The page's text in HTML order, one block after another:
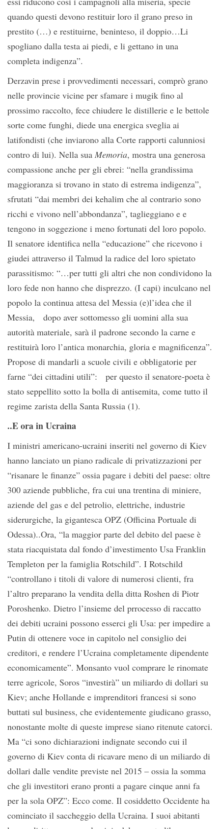
quando questi devono restituir loro il grano preso in
prestito (…) e restituirne, beninteso, il doppio…Li
spogliano dalla testa ai piedi, e li gettano in una
completa indigenza”.
Derzavin prese i provvedimenti necessari, comprò grano
nelle provincie vicine per sfamare i mugik fino al
prossimo raccolto, fece chiudere le distillerie e le bettole
sorte come funghi, diede una energica sveglia ai
latifondisti (che inviarono alla Corte rapporti calunniosi
contro di lui). Nella sua Memoria, mostra una generosa
compassione anche per gli ebrei: “nella grandissima
maggioranza si trovano in stato di estrema indigenza”,
sfrutati “dai membri dei kehalim che al contrario sono
ricchi e vivono nell’abbondanza”, taglieggiano e e
tengono in soggezione i meno fortunati del loro popolo.
Il senatore identifica nella “educazione” che ricevono i
giudei attraverso il Talmud la radice del loro spietato
parassitismo: “…per tutti gli altri che non condividono la
loro fede non hanno che disprezzo. (I capi) inculcano nel
popolo la continua attesa del Messia (e)l’idea che il
Messia, dopo aver sottomesso gli uomini alla sua
autorità materiale, sarà il padrone secondo la carne e
restituirà loro l’antica monarchia, gloria e magnificenza”.
Propose di mandarli a scuole civili e obbligatorie per
farne “dei cittadini utili”: per questo il senatore-poeta è
stato seppellito sotto la bolla di antisemita, come tutto il
regime zarista della Santa Russia (1).
..E ora in Ucraina
I ministri americano-ucraini inseriti nel governo di Kiev
hanno lanciato un piano radicale di privatizzazioni per
“risanare le finanze” ossia pagare i debiti del paese: oltre
300 aziende pubbliche, fra cui una trentina di miniere,
aziende del gas e del petrolio, elettriche, industrie
siderurgiche, la gigantesca OPZ (Officina Portuale di
Odessa)..Ora, “la maggior parte del debito del paese è
stata riacquistata dal fondo d’investimento Usa Franklin
Templeton per la famiglia Rotschild”. I Rotschild
“controllano i titoli di valore di numerosi clienti, fra
l’altro preparano la vendita della ditta Roshen di Piotr
Poroshenko. Dietro l’insieme del prrocesso di raccatto
dei debiti ucraini possono esserci gli Usa: per impedire a
Putin di ottenere voce in capitolo nel consiglio dei
creditori, e rendere l’Ucraina completamente dipendente
economicamente”. Monsanto vuol comprare le rinomate
terre agricole, Soros “investirà” un miliardo di dollari su
Kiev; anche Hollande e imprenditori francesi si sono
buttati sul business, che evidentemente giudicano grasso,
nonostante molte di queste imprese siano ritenute catorci.
Ma “ci sono dichiarazioni indignate secondo cui il
governo di Kiev conta di ricavare meno di un miliardo di
dollari dalle vendite previste nel 2015 – ossia la somma
che gli investitori erano pronti a pagare cinque anni fa
per la sola OPZ”: Ecco come. Il cosiddetto Occidente ha
cominciato il saccheggio della Ucraina. I suoi abitanti